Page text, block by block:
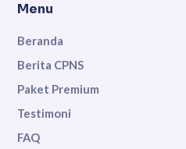
Menu
Beranda
Berita CPNS
Paket Premium
Testimoni
FAQ